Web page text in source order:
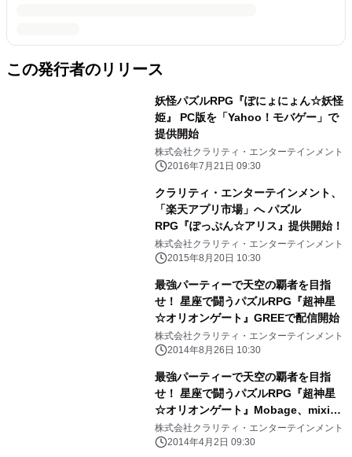
この発行者のリリース
妖怪パズルRPG『ぽにょにょん☆妖怪
姫』 PC版を「Yahoo！モバゲー」で
提供開始
株式会社クラリティ・エンターテインメント
2016年7月21日 09:30
クラリティ・エンターテインメント、
「楽天アプリ市場」へ パズル
RPG『ぽっぷん☆アリス』提供開始！
株式会社クラリティ・エンターテインメント
2015年8月20日 10:30
最強パーティーで天空の覇者を目指
せ！ 星座で闘うパズルRPG『超神星
☆オリオンゲート』GREEで配信開始
株式会社クラリティ・エンターテインメント
2014年8月26日 10:30
最強パーティーで天空の覇者を目指
せ！ 星座で闘うパズルRPG『超神星
☆オリオンゲート』Mobage、mixiで
配信開始
株式会社クラリティ・エンターテインメント
2014年4月2日 09:30